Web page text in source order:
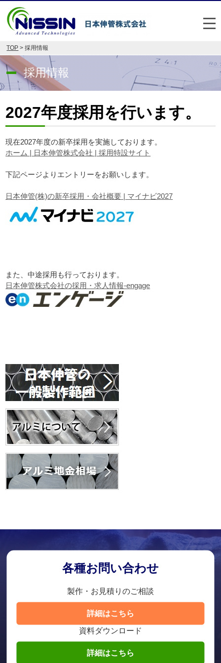
メ
事業内容
企業情報
お役立ち情報
FAQ
Japan English
048-477-7331受付時間：平日8:30～17:30
TOP > 採用情報
採用情報
2027年度採用を行います。
現在2027年度の新卒採用を実施しております。
ホーム | 日本伸管株式会社 | 採用特設サイト
下記ページよりエントリーをお願いします。
日本伸管(株)の新卒採用・会社概要 | マイナビ2027
また、中途採用も行っております。
日本伸管株式会社の採用・求人情報-engage
各種お問い合わせ
製作・お見積りのご相談
詳細はこちら
資料ダウンロード
詳細はこちら